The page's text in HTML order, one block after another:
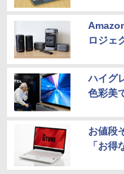
ロジェ
ハイグ
色彩美
お値段
「お得